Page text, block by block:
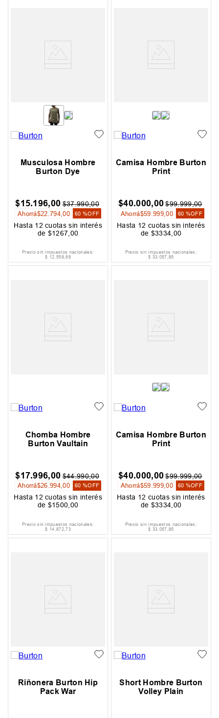
Musculosa Hombre
Burton Dye
$15.196,00 $37.990,00
Ahorrá$22 .794 ,00 60 %OFF
Hasta 12 cuotas sin interés
de $1267 00
Precio sin impuestos nacionales:
$ 12.558,68
Camisa Hombre Burton
Print
$40.000,00 $99.999,00
Ahorrá$59 999,00 60 %OFF
Hasta 12 cuotas sin interés
de $3334 00
Precio sin impuestos nacionales:
$ 33.057,85
Chomba Hombre
Burton Vaultain
$17.996,00 $44.990,00
Ahorrá$26.994,00 60 %OFF
Hasta 12 cuotas sin interés
de $1500,00
Precio sin impuestos nacionales:
$ 14.872,73
Camisa Hombre Burton
Print
$40.000,00 $99.999,00
Ahorrá$59.999,00 60 %OFF
Hasta 12 cuotas sin interés
de $3334,00
Precio sin impuestos nacionales:
$ 33.057,85
Riñonera Burton Hip
Pack War
Short Hombre Burton
Volley Plain